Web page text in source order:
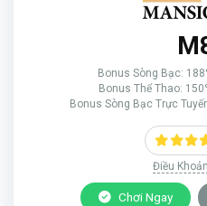
Bonus Sòng Bạc:
Bonus Thể Thao:
Bonus Sòng Bạc Trực
Điều
Chơi Ngay